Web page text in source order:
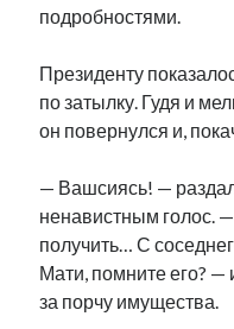
подробностями.
Президенту
по затылку. Гудя и
он повернулся и,
— Вашсиясь! —
ненавистным голос.
получить… С
Мати, помните его? —
за порчу имущества.